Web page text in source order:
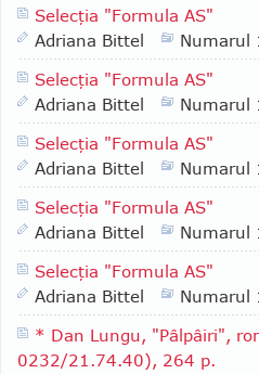
Selecţia "Formula AS"
Adriana Bittel
Numarul
Selecţia "Formula AS"
Adriana Bittel
Numarul
Selecţia "Formula AS"
Adriana Bittel
Numarul
Selecţia "Formula AS"
Adriana Bittel
Numarul
Selecţia "Formula AS"
Adriana Bittel
Numarul
* Dan Lungu, "Pâlpâiri",
0232/21.74.40), 264 p.